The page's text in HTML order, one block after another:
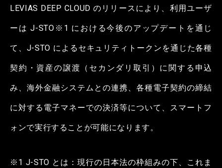
LEVIAS DEEP CLOUD のリリースにより、利用ユーザ
ーは J-STO※1 における今後のアップデートを通じ
て、J-STO によるセキュリティトークンを通じた各種
契約・資産の譲渡（セカンダリ取引）に関する申込
み、海外金融システムとの連携、各種電子契約の締結
に対する電子マネーでの決済等について、スマートフ
ォンで実行することが可能になります。
※1 J-STO とは：現行の日本法の枠組みの下、これま